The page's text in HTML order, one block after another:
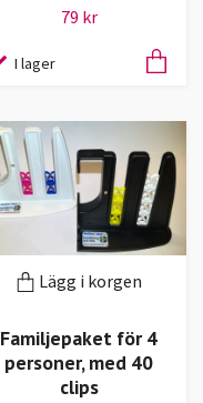
79 kr
I lager
Lägg i korgen
Familjepaket för 4
personer, med 40
clips